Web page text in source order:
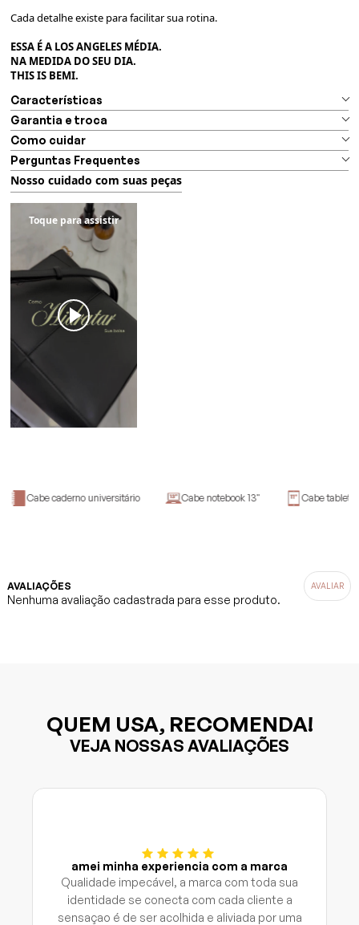
Cada detalhe existe para facilitar sua rotina.
ESSA É A LOS ANGELES MÉDIA.
NA MEDIDA DO SEU DIA.
THIS IS BEMI.
Características
Como cuidar
Garantia e troca
Perguntas Frequentes
Nosso cuidado com suas peças
Cabe caderno universitário Cabe notebook 13" Cabe tablet
AVALIAÇÕES
Nenhuma avaliação cadastrada para esse produto.
QUEM USA, RECOMENDA!
VEJA NOSSAS AVALIAÇÕES
amei minha experiencia com a marca
Qualidade impecável, a marca com toda sua
identidade se conecta com cada cliente a
sensaçao é de ser acolhida e aliviada por uma